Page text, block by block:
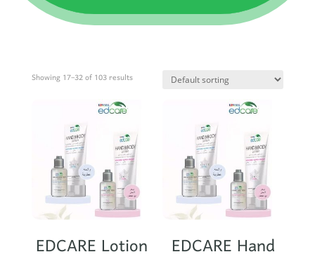
Showing 17–32 of 103 results
EDCARE Lotion EDCARE Hand